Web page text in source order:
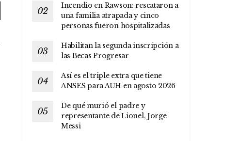
Incendio en Rawson: rescataron a
una familia atrapada y cinco
personas fueron hospitalizadas
Habilitan la segunda inscripción a
las Becas Progresar
Así es el triple extra que tiene
ANSES para AUH en agosto 2026
De qué murió el padre y
representante de Lionel, Jorge
Messi